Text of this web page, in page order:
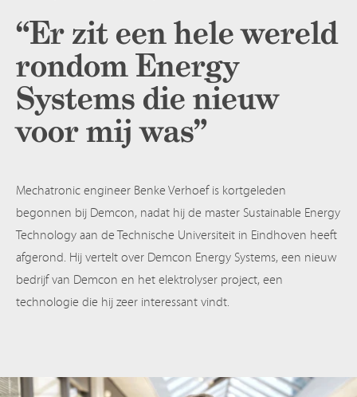
“Er zit een hele wereld
rondom Energy
Systems die nieuw
voor mij was”
Mechatronic engineer Benke Verhoef is kortgeleden
begonnen bij Demcon, nadat hij de master Sustainable Energy
Technology aan de Technische Universiteit in Eindhoven heeft
afgerond. Hij vertelt over Demcon Energy Systems, een nieuw
bedrijf van Demcon en het elektrolyser project, een
technologie die hij zeer interessant vindt.